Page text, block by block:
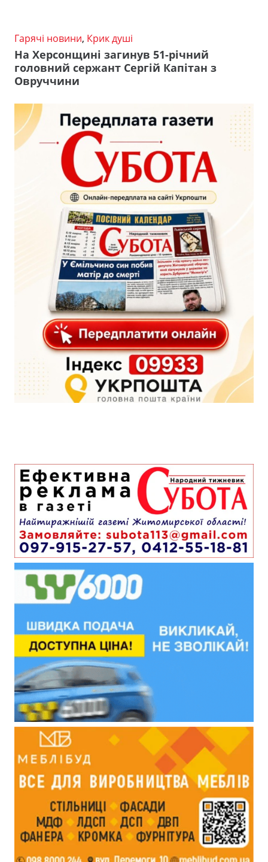
Гарячі новини, Крик душі
На Херсонщині загинув 51-річний
головний сержант Сергій Капітан з
Овруччини